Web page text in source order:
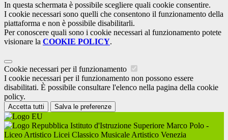
In questa schermata è possibile scegliere quali cookie consentire.
I cookie necessari sono quelli che consentono il funzionamento della
piattaforma e non è possibile disabilitarli.
Per conoscere quali sono i cookie necessari al funzionamento potete
visionare la COOKIE POLICY.
Cookie necessari per il funzionamento
I cookie necessari per il funzionamento non possono essere
disabilitati. È possibile consultare l'elenco nella pagina della cookie
policy.
Accetta tutti Salva le preferenze
Istituto d'Istruzione Superiore Marco Polo -
Liceo Artistico Licei Classico Musicale Artistico Venezia